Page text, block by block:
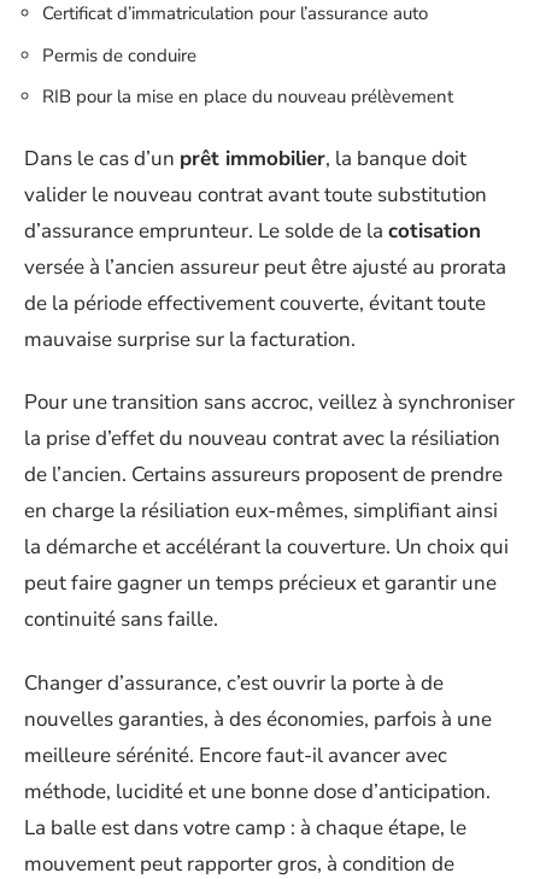
Certificat d’immatriculation pour l’assurance auto
Permis de conduire
RIB pour la mise en place du nouveau prélèvement
Dans le cas d’un prêt immobilier, la banque doit
valider le nouveau contrat avant toute substitution
d’assurance emprunteur. Le solde de la cotisation
versée à l’ancien assureur peut être ajusté au prorata
de la période effectivement couverte, évitant toute
mauvaise surprise sur la facturation.
Pour une transition sans accroc, veillez à synchroniser
la prise d’effet du nouveau contrat avec la résiliation
de l’ancien. Certains assureurs proposent de prendre
en charge la résiliation eux-mêmes, simplifiant ainsi
la démarche et accélérant la couverture. Un choix qui
peut faire gagner un temps précieux et garantir une
continuité sans faille.
Changer d’assurance, c’est ouvrir la porte à de
nouvelles garanties, à des économies, parfois à une
meilleure sérénité. Encore faut-il avancer avec
méthode, lucidité et une bonne dose d’anticipation.
La balle est dans votre camp : à chaque étape, le
mouvement peut rapporter gros, à condition de